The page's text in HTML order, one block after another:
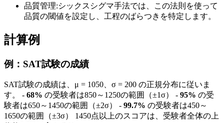
品質管理:シックスシグマ手法では、この法則を使って
品質の閾値を設定し、工程のばらつきを特定します。
計算例
例：SAT試験の成績
SAT試験の成績は、μ = 1050、σ = 200 の正規分布に従いま
す。 - 68% の受験者は850～1250の範囲（±1σ） - 95% の受
験者は650～1450の範囲（±2σ） - 99.7% の受験者は450～
1650の範囲（±3σ） 1450点以上のスコアは、受験者全体の上